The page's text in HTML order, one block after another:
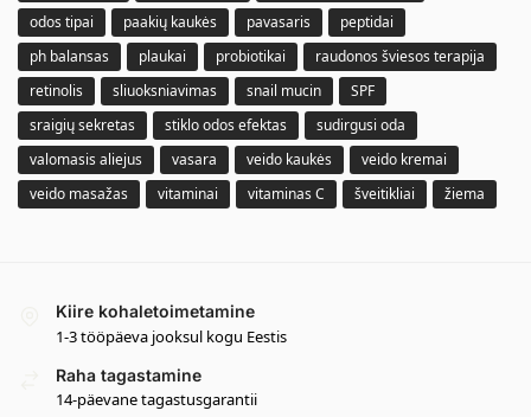
odos tipai
paakių kaukės pavasaris
peptidai
ph balansas
plaukai probiotikai
raudonos šviesos terapija
retinolis
sliuoksniavimas snail mucin
SPF
sraigių sekretas
stiklo odos efektas
sudirgusi oda
valomasis aliejus
vasara veido kaukės
veido kremai
veido masažas
vitaminai vitaminas C šveitikliai žiema
Kiire kohaletoimetamine
1-3 tööpäeva jooksul kogu Eestis
Raha tagastamine
14-päevane tagastusgarantii